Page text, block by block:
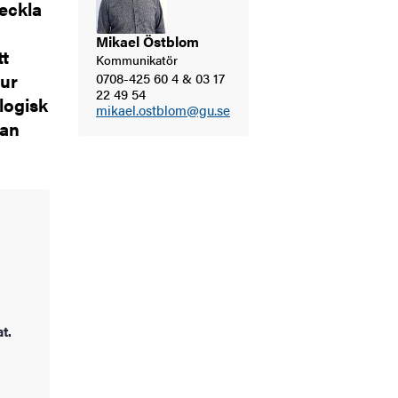
Mikael Östblom
Kommunikatör
0708-425 60 4 & 03 17
22 49 54
mikael.ostblom@gu.se